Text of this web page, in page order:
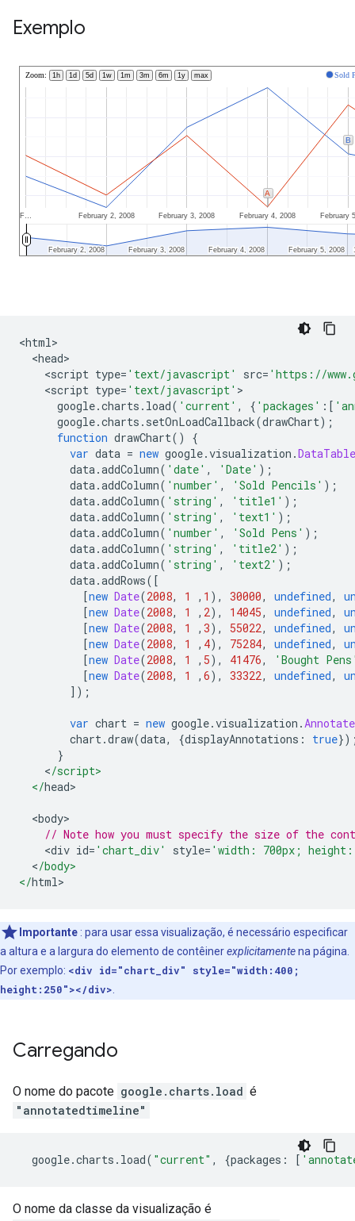
Exemplo
<html>
<head>
<script type= 'text/javascript' src= 'https://
<script type= 'text/javascript' >
google.charts . load( 'current' , { 'packages' :[
google.charts . setOnLoadCallback(drawChart);
function drawChart()
{
var data = new google.visualization .DataTable
data.addColumn( 'date' , 'Date' );
data.addColumn( 'number' , 'Sold Pencils' );
data.addColumn( 'string' , 'title1' );
data.addColumn( 'string' , 'text1' );
data.addColumn( 'number' , 'Sold Pens' );
data.addColumn( 'string' , 'title2' );
data.addColumn( 'string' , 'text2' );
data.addRows([
[new Date(2008, 1 , 1 ), 30000, undefined,
[new Date(2008, 1 , 2), 14045, undefined,
[new Date(2008, 1 , 3), 55022, undefined,
[new Date(2008, 1 , 4), 75284, undefined,
[new Date(2008, 1 , 5), 41476,
'Bought
[new Date(2008, 1 , 6), 33322, undefined,
]);
var chart = new google.visualization .
chart.draw(data, {displayAnnotations : true
}
</script>
</head>
<body>
// Note how you must specify the size of the
<div id= 'chart_div' style= 'width: 700px;
</body>
</html>
Importante : para usar essa visualização, é necessário especificar
a altura e a largura do elemento de contêinerexplicitamentena página.
Por exemplo: <div id="chart_div" style="width:400;
height:250"></div>
Carregando
O nome do pacote google.charts.load é
"annotatedtimeline"
google.charts . load( "current" , {packages : [
O nome da classe da visualização é